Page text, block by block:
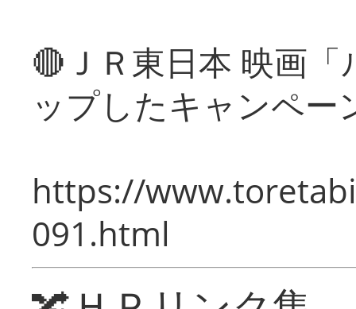
🔴ＪＲ東日本 映画
ップしたキャンペー
https://
091.html